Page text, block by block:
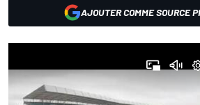
AJOUTER COMME SOURCE